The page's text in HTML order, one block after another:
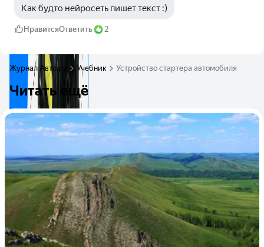
Как будто нейросеть пишет текст :)
НравитсяОтветить 2
Журнал Авто.ру Учебник Устройство стартера автомобиля
Читать ещё